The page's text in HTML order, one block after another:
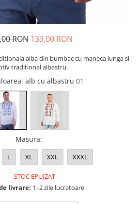
RON 133,00 RON
alba din bumbac cu maneca lunga si
traditional albastru
: alb cu albastru 01
Masura:
L XL XXL XXXL
STOC EPUIZAT
livrare: 1 -2 zile lucratoare